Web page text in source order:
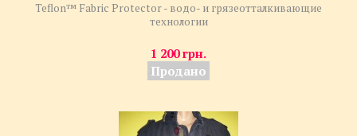
Teflon™ Fabric Protector - водо- и грязеотталкивающие
технологии
1 200 грн.
Продано